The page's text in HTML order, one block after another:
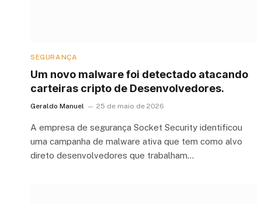
SEGURANÇA
Um novo malware foi detectado atacando
carteiras cripto de Desenvolvedores.
Geraldo Manuel 25 de maio de 2026
A empresa de segurança Socket Security identificou
uma campanha de malware ativa que tem como alvo
direto desenvolvedores que trabalham…